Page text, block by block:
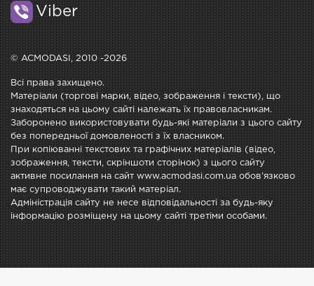
Viber
© ACMODASI, 2010 -2026
Всі права захищено.
Матеріали (торгові марки, відео, зображення і тексти), що
знаходяться на цьому сайті належать їх правовласникам.
Заборонено використовувати будь-які матеріали з цього сайту
без попередньої домовленості з їх власником.
При копіюванні текстових та графічних матеріалів (відео,
зображення, тексти, скріншоти сторінок) з цього сайту
активне посилання на сайт www.acmodasi.com.ua обов'язково
має супроводжувати такий матеріал.
Адміністрація сайту не несе відповідальності за будь-яку
інформацію розміщену на цьому сайті третіми особами.